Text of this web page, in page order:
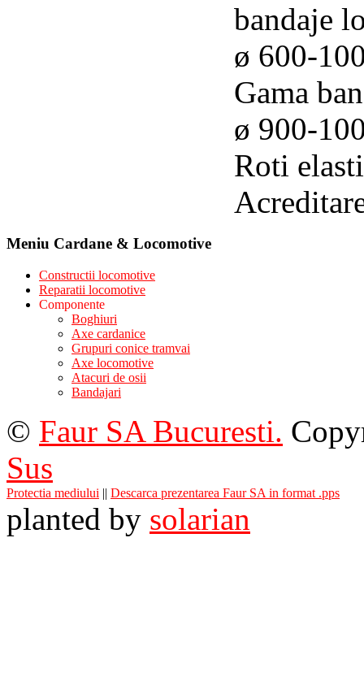
bandaje
ø 600-
Gama
ø 900-
Roti
Meniu Cardane & Locomotive
Constructii locomotive
Reparatii locomotive
Componente
Boghiuri
Axe cardanice
Grupuri conice tramvai
Axe locomotive
Atacuri de osii
Bandajari
© Faur SA Bucuresti.
Sus
Protectia mediului || Descarca prezentarea Faur SA in format .pps
planted by solarian